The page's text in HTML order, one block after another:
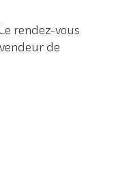
rendez-vous
de